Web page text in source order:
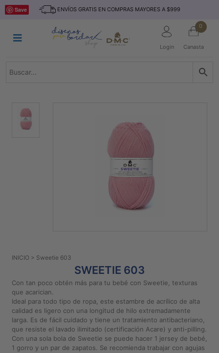
Saltar
ENVÍOS GRATIS EN COMPRAS MAYORES A $999
Login
0
Canasta
INICIO
TEJIDO
TELAS
TEMÁTICO
Preguntas
Aviso De
Privacidad
Políticas
Compra
Save
INICIO > Sweetie 603
SWEETIE 603
Con tan poco obtén más para tu bebé con Sweetie, texturas
que acarician.
Ideal para todo tipo de ropa, este estambre de acrílico de alta
calidad es ligero con una longitud de hilo extremadamente
larga. Es de fácil cuidado y tiene un tratamiento antibacteriano,
que resiste el lavado ilimitado (certificación Acare) y anti-pilling.
Con una sola bola de Sweetie se puede hacer 1 jersey de bebé,
1 gorro y un par de zapatos. Se recomienda trabajar con agujas